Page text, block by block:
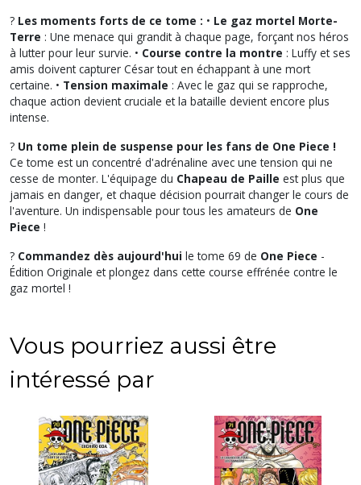
? Les moments forts de ce tome : • Le gaz mortel Morte-
Terre : Une menace qui grandit à chaque page, forçant nos héros
à lutter pour leur survie. • Course contre la montre : Luffy et ses
amis doivent capturer César tout en échappant à une mort
certaine. • Tension maximale : Avec le gaz qui se rapproche,
chaque action devient cruciale et la bataille devient encore plus
intense.
? Un tome plein de suspense pour les fans de One Piece !
Ce tome est un concentré d'adrénaline avec une tension qui ne
cesse de monter. L'équipage du Chapeau de Paille est plus que
jamais en danger, et chaque décision pourrait changer le cours de
l'aventure. Un indispensable pour tous les amateurs de One
Piece !
? Commandez dès aujourd'hui le tome 69 de One Piece -
Édition Originale et plongez dans cette course effrénée contre le
gaz mortel !
Vous pourriez aussi être
intéressé par